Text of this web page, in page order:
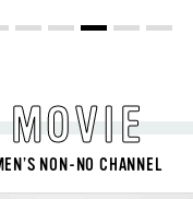
MOVIE
NON-NO CHANNEL